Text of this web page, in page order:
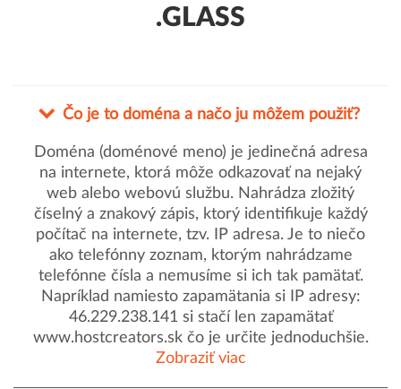
.GLASS
Čo je to doména a načo ju môžem použiť?
Doména (doménové meno) je jedinečná adresa
na internete, ktorá môže odkazovať na nejaký
web alebo webovú službu. Nahrádza zložitý
číselný a znakový zápis, ktorý identifikuje každý
počítač na internete, tzv. IP adresa. Je to niečo
ako telefónny zoznam, ktorým nahrádzame
telefónne čísla a nemusíme si ich tak pamätať.
Napríklad namiesto zapamätania si IP adresy:
46.229.238.141 si stačí len zapamätať
www.hostcreators.sk čo je určite jednoduchšie.
Zobraziť viac